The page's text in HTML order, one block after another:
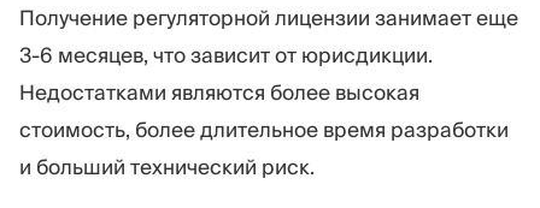
Получение регуляторной лицензии занимает еще
3-6 месяцев, что зависит от юрисдикции.
Недостатками являются более высокая
стоимость, более длительное время разработки
и больший технический риск.